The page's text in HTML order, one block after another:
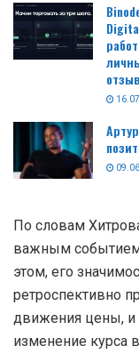
По словам
важным событием
этом, его
ретроспективно
движения цены, и
изменение курса